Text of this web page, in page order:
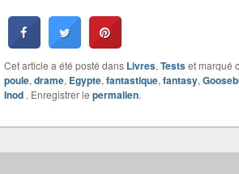
Cet article a été posté dans Livres, Testset marqué
poule, drame, Egypte, fantastique, fantasy,
Inod . Enregistrer le permalien.